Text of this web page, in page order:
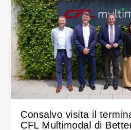
Consalvo visita il
CFL Multimodal di